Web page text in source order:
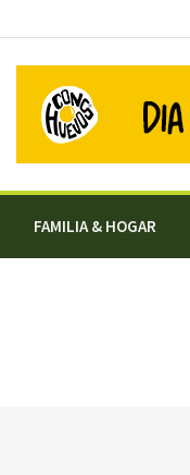
FAMILIA & HOGAR